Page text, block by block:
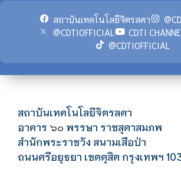
สถาบันเทคโนโลยีจิตรลดา
@CDTIOFFICIAL
CDTI
@CDTIOFFICIAL
สถาบันเทคโนโลยีจิตรลดา
อาคาร ๖๐ พรรษา ราชสุดาสมภพ
สำนักพระราชวัง สนามเสือป่า
ถนนศรีอยุธยา เขตดุสิต กรุงเทพฯ